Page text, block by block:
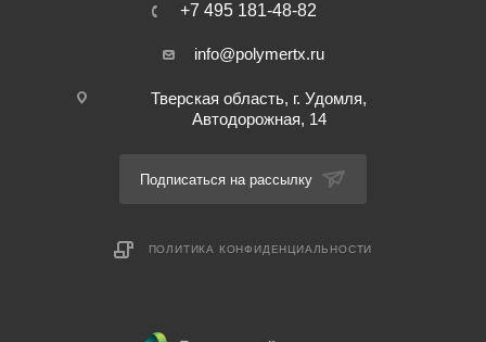
+7 495 181-48-82
info@polymertx.ru
Тверская область, г. Удомля,
Автодорожная, 14
Подписаться на рассылку
ПОЛИТИКА КОНФИДЕНЦИАЛЬНОСТИ